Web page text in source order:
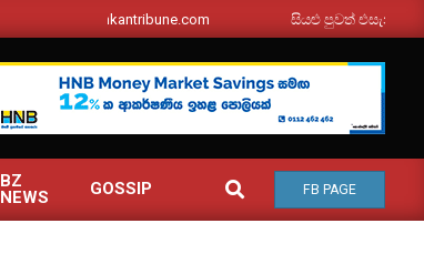
srilankantribune.com සියළු පුවත් එසැනින් ඔබ වෙත
BZ
NEWS
GOSSIP SEARCH
FB PAGE